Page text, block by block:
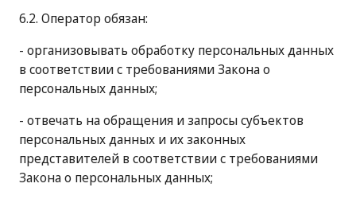
6.2. Оператор обязан:
- организовывать обработку персональных данных
в соответствии с требованиями Закона о
персональных данных;
- отвечать на обращения и запросы субъектов
персональных данных и их законных
представителей в соответствии с требованиями
Закона о персональных данных;